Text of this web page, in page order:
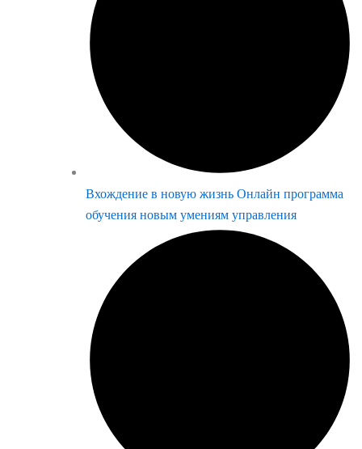
Вхождение в новую жизнь Онлайн программа
обучения новым умениям управления